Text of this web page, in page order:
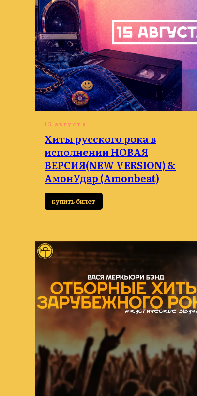
15 августа
Хиты русского рока в
исполнении НОВАЯ
ВЕРСИЯ(NEW VERSION) &
АмонУдар (Amonbeat)
купить билет